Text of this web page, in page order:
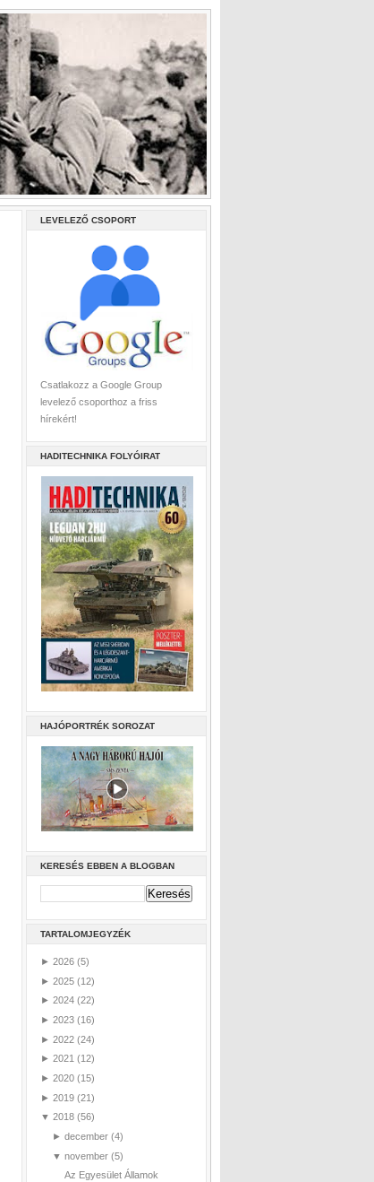
LEVELEZŐ CSOPORT
Csatlakozz a Google Group
levelező csoporthoz a friss
hírekért!
HADITECHNIKA FOLYÓIRAT
HAJÓPORTRÉK SOROZAT
KERESÉS EBBEN A BLOGBAN
TARTALOMJEGYZÉK
► 2026 (5)
► 2025 (12)
► 2024 (22)
► 2023 (16)
► 2022 (24)
► 2021 (12)
► 2020 (15)
► 2019 (21)
▼ 2018 (56)
► december (4)
▼ november (5)
Az Egyesület Államok